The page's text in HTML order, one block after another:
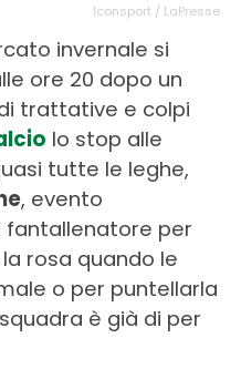
Iconsport / LaPresse
invernale si
ore 20 dopo un
trattative e colpi
lo stop alle
tutte le leghe,
, evento
per
rosa quando le
o per puntellarla
è già di per